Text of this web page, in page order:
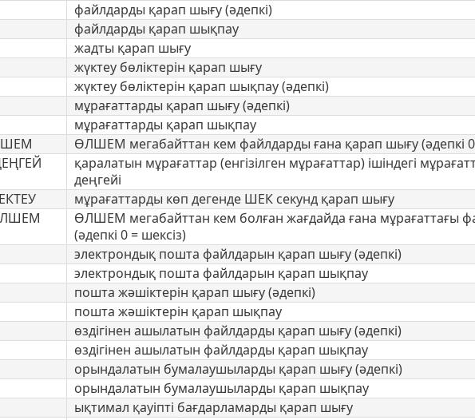
файлдарды қарап шығу (әдепкі)
файлдарды қарап шықпау
жадты қарап шығу
жүктеу бөліктерін қарап шығу
жүктеу бөліктерін қарап шықпау (әдепкі)
мұрағаттарды қарап шығу (әдепкі)
мұрағаттарды қарап шықпау
ӨЛШЕМ мегабайттан кем файлдарды ғана қарап шығу (әдепкі 0
қаралатын мұрағаттар (енгізілген мұрағаттар) ішіндегі
деңгейі
мұрағаттарды көп дегенде ШЕК секунд қарап шығу
ӨЛШЕМ мегабайттан кем болған жағдайда ғана мұрағаттағы
(әдепкі 0 = шексіз)
электрондық пошта файлдарын қарап шығу (әдепкі)
электрондық пошта файлдарын қарап шықпау
пошта жәшіктерін қарап шығу (әдепкі)
пошта жәшіктерін қарап шықпау
өздігінен ашылатын файлдарды қарап шығу (әдепкі)
өздігінен ашылатын файлдарды қарап шықпау
орындалатын бумалаушыларды қарап шығу (әдепкі)
орындалатын бумалаушыларды қарап шықпау
ықтимал қауіпті бағдарламарды қарап шығу